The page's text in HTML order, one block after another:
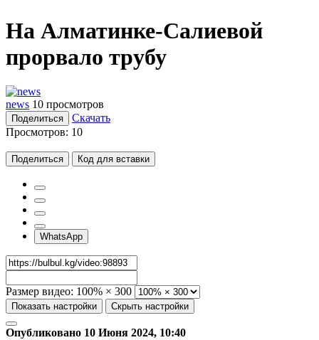
На Алматинке-Салиевой
прорвало трубу
news 10 просмотров
Поделиться
Скачать
Просмотров: 10
Поделиться Код для вставки
WhatsApp
Размер видео: 100% × 300
Показать настройки Скрыть настройки
Опубликовано 10 Июня 2024, 10:40